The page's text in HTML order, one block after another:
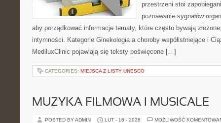
przestrzeni stoi
poznawanie sygnałów
aby porządkować informacje tematy, które często bywają
intymności. Kategorie Ginekologia a choroby współistniejące i
MediluxClinic pojawiają się teksty poświęcone […]
CATEGORIES: MIEJSCA Z LISTY UNESCO
MUZYKA FILMOWA I MUSICALE
POSTED BY ADMIN LUT - 16 - 2026 MOŻLIWOŚĆ